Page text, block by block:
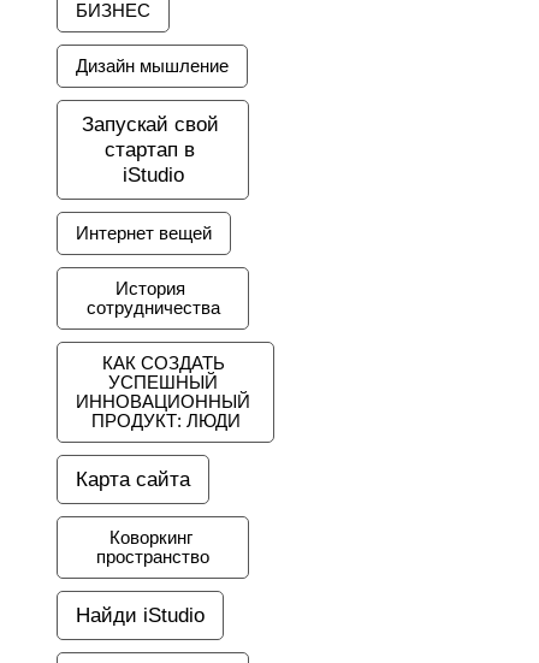
БИЗНЕС
Дизайн мышление
Запускай свой
стартап в
iStudio
Интернет вещей
История
сотрудничества
КАК СОЗДАТЬ
УСПЕШНЫЙ
ИННОВАЦИОННЫЙ
ПРОДУКТ: ЛЮДИ
Карта сайта
Коворкинг
пространство
Найди iStudio